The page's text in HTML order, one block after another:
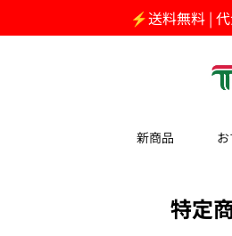
⚡送料無料 |
新商品
特定